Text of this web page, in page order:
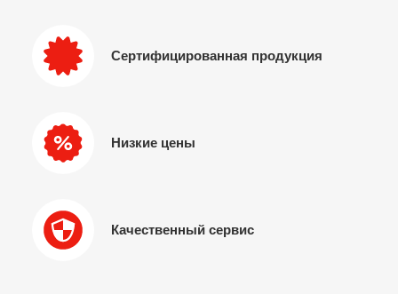
Сертифицированная продукция
Низкие цены
Качественный сервис